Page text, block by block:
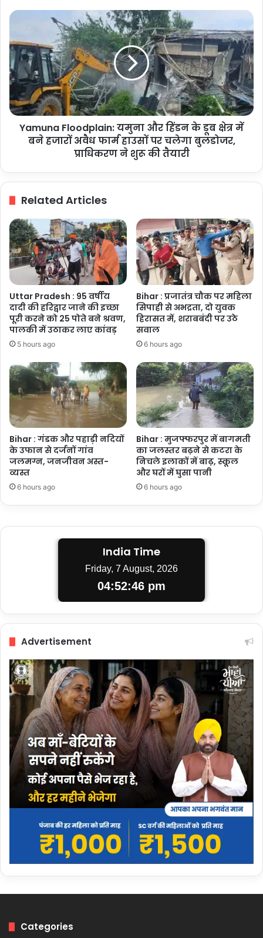
में
परिजनों
ने
लगाया
लापरवाही
का
आरोप
Yamuna
यमुना
और
हिंडन
के
क्षेत्र
में
चलेगा
प्राधिकरण
ने
शुरू
की
Yamuna Floodplain: यमुना और हिंडन के डूब क्षेत्र में
बने हजारों अवैध फार्म हाउसों पर चलेगा बुलडोजर,
प्राधिकरण ने शुरू की तैयारी
Related Articles
Uttar Pradesh : 95 वर्षीय
दादी की हरिद्वार जाने की इच्छा
पूरी करने को 25 पोते बने श्रवण,
पालकी में उठाकर लाए कांवड़
5 hours ago
Bihar : प्रजातंत्र चौक पर महिला
सिपाही से अभद्रता, दो युवक
हिरासत में, शराबबंदी पर उठे
सवाल
6 hours ago
Bihar : गंडक और पहाड़ी नदियों
के उफान से दर्जनों गांव
जलमग्न, जनजीवन अस्त-
व्यस्त
6 hours ago
Bihar : मुजफ्फरपुर में बागमती
का जलस्तर बढ़ने से कटरा के
निचले इलाकों में बाढ़, स्कूल
और घरों में घुसा पानी
6 hours ago
India Time
Friday, 7 August, 2026
04:52:47 pm
Advertisement
Categories